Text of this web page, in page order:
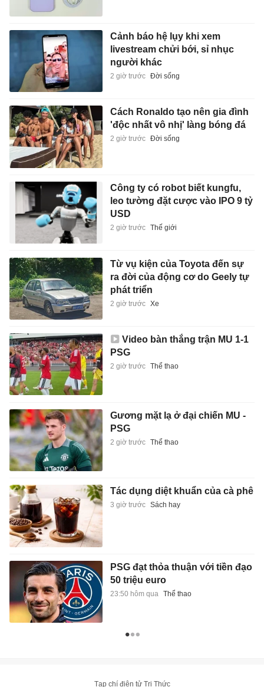
Cảnh báo hệ lụy khi xem
livestream chửi bới, sỉ nhục
người khác
2 giờ trước Đời sống
Cách Ronaldo tạo nên gia đình
'độc nhất vô nhị' làng bóng đá
2 giờ trước Đời sống
Công ty có robot biết kungfu,
leo tường đặt cược vào IPO 9 tỷ
USD
2 giờ trước Thế giới
Từ vụ kiện của Toyota đến sự
ra đời của động cơ do Geely tự
phát triển
2 giờ trước Xe
Video bàn thắng trận MU 1-1
PSG
2 giờ trước Thể thao
Gương mặt lạ ở đại chiến MU -
PSG
2 giờ trước Thể thao
Tác dụng diệt khuẩn của cà phê
3 giờ trước Sách hay
PSG đạt thỏa thuận với tiền đạo
50 triệu euro
23:50 hôm qua Thể thao
Tạp chí điện tử Tri Thức